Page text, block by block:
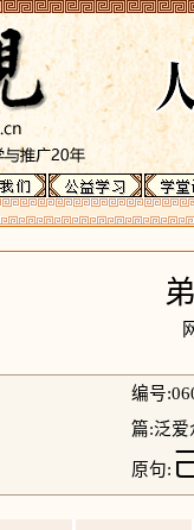
编号
篇:泛爱
原句: